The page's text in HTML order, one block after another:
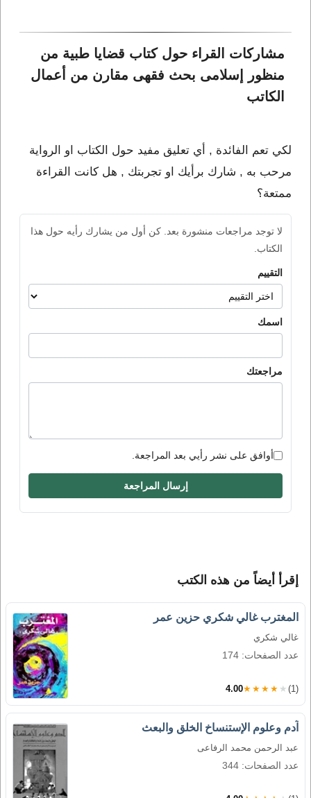
مشاركات القراء حول كتاب قضايا طبية من
منظور إسلامى بحث فقهى مقارن من أعمال
الكاتب
لكي تعم الفائدة , أي تعليق مفيد حول الكتاب او الرواية
مرحب به , شارك برأيك او تجربتك , هل كانت القراءة
ممتعة؟
لا توجد مراجعات منشورة بعد. كن أول من يشارك رأيه حول هذا
الكتاب.
التقييم
اسمك
مراجعتك
أوافق على نشر رأيي بعد المراجعة.
إرسال المراجعة
إقرأ أيضاً من هذه الكتب
المغترب غالي شكري حزين عمر
غالي شكري
عدد الصفحات: 174
4.00★★★★★ (1)
آدم وعلوم الإستنساخ الخلق والبعث
عبد الرحمن محمد الرفاعى
عدد الصفحات: 344